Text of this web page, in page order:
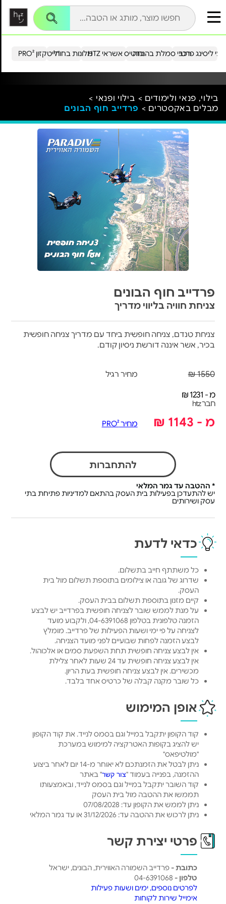
הייטקזון PRO²מלונות בחו"ל כרטיס אשראי HTZ ליסינג פרטירכבי סמלת בהנחה
בילוי, פנאי ולימודים > בילוי ופנאי >
מבלים באקסטרים > פרדייב חוף הבונים
פרדייב חוף הבונים
צניחת חוויה בליווי מדריך
צניחת טנדם, צניחה חופשית ביחד עם מדריך צניחה חופשית
בכיר, אשר איננה דורשת ניסיון קודם.
1550 ₪ מחיר רגיל
מ - 1231 ₪
חבר htz
מ - 1143 ₪ מחיר PRO²
להתחברות
* ההטבה עד גמר המלאי
יש להתעדכן בפעילות בית העסק בהתאם למדיניות פתיחת בתי
עסק ושירותים
כדאי לדעת
כל משתתף חייב בתשלום.
שדרוג של גובה או צילומים בתוספת תשלום מול בית
העסק.
קיים מזנון בתוספת תשלום בבית העסק.
על מנת לממש שובר לצניחה חופשית בפרדייב יש לבצע
הזמנה טלפונית בטלפון 04-6391068, ולקבוע מועד
לצניחה על פי ימי ושעות הפעילות של פרדייב. מומלץ
לבצע הזמנה לפחות שבועיים לפני מועד הצניחה.
אין לבצע צניחה חופשית תחת השפעת סמים או אלכוהול.
אין לבצע צניחה חופשית עד 24 שעות לאחר צלילת
מכשירים. אין לבצע צניחה חופשית בעת הריון.
כל שובר מקנה קבלה של כרטיס אחד בלבד.
אופן המימוש
קוד הקופון יתקבל במייל וגם בסמס לנייד. את קוד הקופון
יש להציג בקופות האטרקציה למימוש במערכת
"מולטיפאס"
ניתן לבטל את הזמנתכם לא יאוחר מ-14 יום לאחר ביצוע
ההזמנה, בפנייה בעמוד "צור קשר" באתר
קוד השובר יתקבל במייל וגם בסמס לנייד, ובאמצעותו
תממשו את ההטבה מול בית העסק
ניתן לממש את הקופון עד: 07/08/2028
ניתן לרכוש את ההטבה עד: 31/12/2026 או עד גמר המלאי
פרטי יצירת קשר
כתובת -פרדייב השמורה האווירית, הבונים, ישראל
טלפון - 04-6391068
לפרטים נוספים, ימים ושעות פעילות
אימייל שירות לקוחות